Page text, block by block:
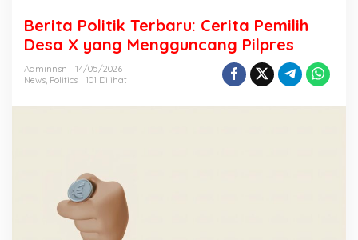
i
k
T
e
r
a
r
a
Berita Politik Terbaru: Cerita Pemilih
Desa X yang Mengguncang Pilpres
Adminnsn
14/05/2026
News Politics 101 Dilihat